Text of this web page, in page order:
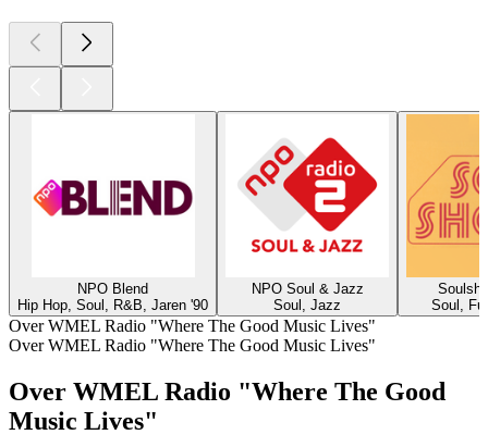
NPO Blend
Hip Hop, Soul, R&B, Jaren '90
NPO Soul & Jazz
Soul, Jazz
Soul,
Over WMEL Radio "Where The Good Music Lives"
Over WMEL Radio "Where The Good Music Lives"
Over WMEL Radio "Where The Good
Music Lives"